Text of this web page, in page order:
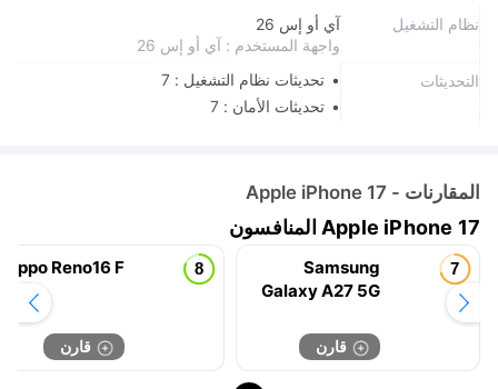
نظام التشغيل
آي أو إس 26
واجهة المستخدم : آي أو إس 26
التحديثات
تحديثات نظام التشغيل : 7
تحديثات الأمان : 7
المقارنات - Apple iPhone 17
Apple iPhone 17 المنافسون
Samsung
Galaxy A27 5G
قارن
Oppo Reno16 F
قارن